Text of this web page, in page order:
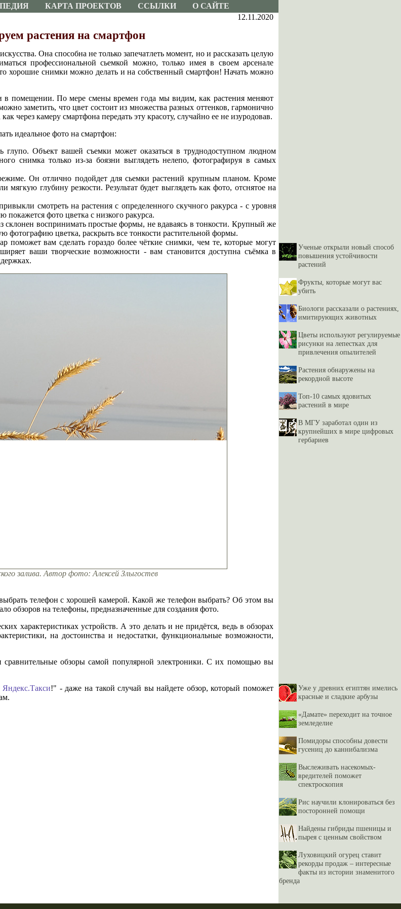
КАРТА ПРОЕКТОВ ССЫЛКИ
О САЙТЕ
12.11.2020
растения на смартфон
Она способна не только запечатлеть момент, но и рассказать целую
профессиональной сьемкой можно, только имея в своем арсенале
хорошие снимки можно делать и на собственный смартфон! Начать можно
в помещении. По мере смены времен года мы видим, как растения меняют
заметить, что цвет состоит из множества разных оттенков, гармонично
через камеру смартфона передать эту красоту, случайно ее не изуродовав.
идеальное фото на смартфон:
глупо. Объект вашей съемки может оказаться в труднодоступном людном
снимка только из-за боязни выглядеть нелепо, фотографируя в самых
Он отлично подойдет для сьемки растений крупным планом. Кроме
глубину резкости. Результат будет выглядеть как фото, отснятое на
смотреть на растения с определенного скучного ракурса - с уровня
покажется фото цветка с низкого ракурса.
воспринимать простые формы, не вдаваясь в тонкости. Крупный же
фотографию цветка, раскрыть все тонкости растительной формы.
поможет вам сделать гораздо более чёткие снимки, чем те, которые могут
ваши творческие возможности - вам становится доступна съёмка в
залива. Автор фото: Алексей Злыгостев
телефон с хорошей камерой. Какой же телефон выбрать? Об этом вы
обзоров на телефоны, предназначенные для создания фото.
характеристиках устройств. А это делать и не придётся, ведь в обзорах
на достоинства и недостатки, функциональные возможности,
обзоры самой популярной электроники. С их помощью вы
!" - даже на такой случай вы найдете обзор, который поможет
Ученые открыли новый способ
повышения устойчивости
растений
Фрукты, которые могут вас
убить
Биологи рассказали о растениях,
имитирующих животных
Цветы используют регулируемые
рисунки на лепестках для
привлечения опылителей
Растения обнаружены на
рекордной высоте
Топ-10 самых ядовитых
растений в мире
В МГУ заработал один из
крупнейших в мире цифровых
гербариев
Уже у древних египтян имелись
красные и сладкие арбузы
«Дамате» переходит на точное
земледелие
Помидоры способны довести
гусениц до каннибализма
Выслеживать насекомых-
вредителей поможет
спектроскопия
Рис научили клонироваться без
посторонней помощи
Найдены гибриды пшеницы и
пырея с ценным свойством
Луховицкий огурец ставит
рекорды продаж – интересные
факты из истории знаменитого
бренда